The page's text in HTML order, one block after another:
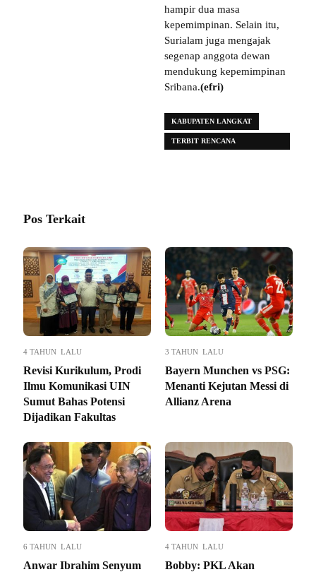
hampir dua masa
kepemimpinan. Selain itu,
Surialam juga mengajak
segenap anggota dewan
mendukung kepemimpinan
Sribana.(efri)
KABUPATEN LANGKAT
TERBIT RENCANA
Pos Terkait
4 TAHUN LALU
Revisi Kurikulum, Prodi
Ilmu Komunikasi UIN
Sumut Bahas Potensi
Dijadikan Fakultas
3 TAHUN LALU
Bayern Munchen vs PSG:
Menanti Kejutan Messi di
Allianz Arena
6 TAHUN LALU
Anwar Ibrahim Senyum
4 TAHUN LALU
Bobby: PKL Akan